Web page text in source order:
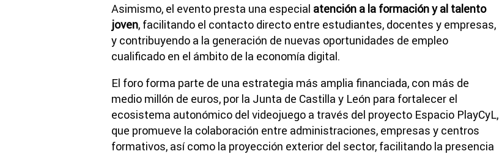
Asimismo, el evento presta una especial atención a la formación y al talento
joven, facilitando el contacto directo entre estudiantes, docentes y empresas,
y contribuyendo a la generación de nuevas oportunidades de empleo
cualificado en el ámbito de la economía digital.
El foro forma parte de una estrategia más amplia financiada, con más de
medio millón de euros, por la Junta de Castilla y León para fortalecer el
ecosistema autonómico del videojuego a través del proyecto Espacio PlayCyL,
que promueve la colaboración entre administraciones, empresas y centros
formativos, así como la proyección exterior del sector, facilitando la presencia